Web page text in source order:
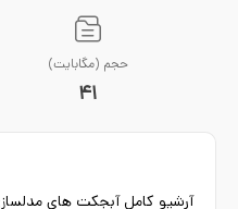
حجم (مگابایت)
41
آرشیو کامل آبجکت های